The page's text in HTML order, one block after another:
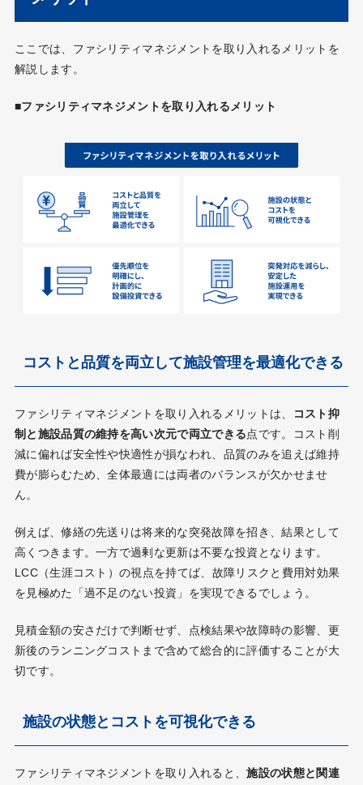
ここでは、ファシリティマネジメントを取り入れるメリットを
解説します。
■ファシリティマネジメントを取り入れるメリット
コストと品質を両立して施設管理を最適化できる
ファシリティマネジメントを取り入れるメリットは、
コスト抑
制と施設品質の維持を高い次元で両立できる点です。コスト削
減に偏れば安全性や快適性が損なわれ、品質のみを追えば維持
費が膨らむため、全体最適には両者のバランスが欠かせませ
ん。
例えば、修繕の先送りは将来的な突発故障を招き、結果として
高くつきます。一方で過剰な更新は不要な投資となります。
LCC（生涯コスト）の視点を持てば、故障リスクと費用対効果
を見極めた「過不足のない投資」を実現できるでしょう。
見積金額の安さだけで判断せず、点検結果や故障時の影響、更
新後のランニングコストまで含めて総合的に評価することが大
切です。
施設の状態とコストを可視化できる
ファシリティマネジメントを取り入れると、施設の状態と関連